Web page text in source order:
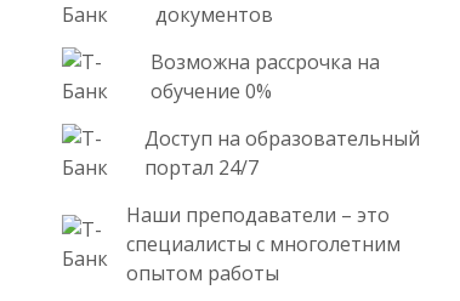
документов
Возможна рассрочка на
обучение 0%
Доступ на образовательный
портал 24/7
Наши преподаватели – это
специалисты с многолетним
опытом работы